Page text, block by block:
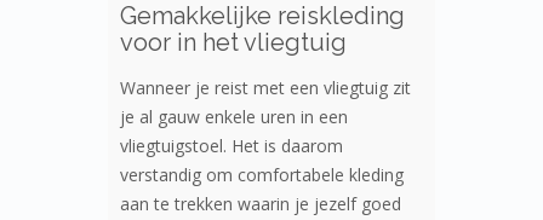
Gemakkelijke reiskleding
voor in het vliegtuig
Wanneer je reist met een vliegtuig zit
je al gauw enkele uren in een
vliegtuigstoel. Het is daarom
verstandig om comfortabele kleding
aan te trekken waarin je jezelf goed